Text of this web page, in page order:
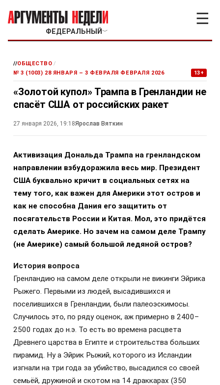
ФЕДЕРАЛЬНЫЙ ﹀
☰
//ОБЩЕСТВО /
№ 3 (1003) 28 ЯНВАРЯ – 3 ФЕВРАЛЯ ФЕВРАЛЯ 2026
13+
«Золотой купол» Трампа в Гренландии не
спасёт США от российских ракет
27 января 2026, 19:18Ярослав Вяткин
Активизация Дональда Трампа на гренландском
направлении взбудоражила весь мир. Президент
США буквально кричит в социальных сетях на
тему того, как важен для Америки этот остров и
как не способна Дания его защитить от
посягательств России и Китая. Мол, это придётся
сделать Америке. Но зачем на самом деле Трампу
(не Америке) самый большой ледяной остров?
История вопроса
Гренландию на самом деле открыли не викинги Эйрика
Рыжего. Первыми из людей, высадившихся и
поселившихся в Гренландии, были палеоэскимосы.
Случилось это, по ряду оценок, аж примерно в 2400–
2500 годах до н.э. То есть во времена расцвета
Древнего царства в Египте и строительства больших
пирамид. Ну а Эйрик Рыжий, которого из Исландии
изгнали на три года за убийство, высадился со своей
семьёй, дружиной и скотом на 14 драккарах (350